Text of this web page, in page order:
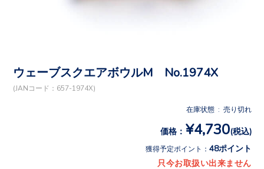
ウェーブスクエアボウルM No.1974X
(JANコード：657-1974X)
在庫状態 : 売り切れ
価格： ¥4,730(税込)
獲得予定ポイント： 48ポイント
只今お取扱い出来ません